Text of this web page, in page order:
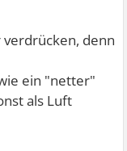
denn
ein "netter"
als Luft